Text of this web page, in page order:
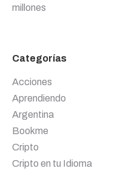
millones
Categorías
Acciones
Aprendiendo
Argentina
Bookme
Cripto
Cripto en tu Idioma